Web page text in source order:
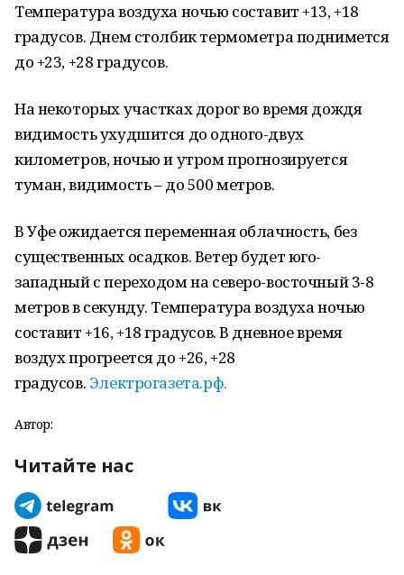
Температура воздуха ночью составит +13, +18
градусов. Днем столбик термометра поднимется
до +23, +28 градусов.
На некоторых участках дорог во время дождя
видимость ухудшится до одного-двух
километров, ночью и утром прогнозируется
туман, видимость – до 500 метров.
В Уфе ожидается переменная облачность, без
существенных осадков. Ветер будет юго-
западный с переходом на северо-восточный 3-8
метров в секунду. Температура воздуха ночью
составит +16, +18 градусов. В дневное время
воздух прогреется до +26, +28
градусов. Электрогазета.рф.
Автор:
Читайте нас